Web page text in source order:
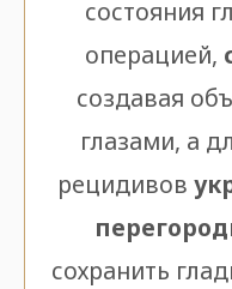
состояния
операцией,
создавая
глазами, а
рецидивов
сохранить